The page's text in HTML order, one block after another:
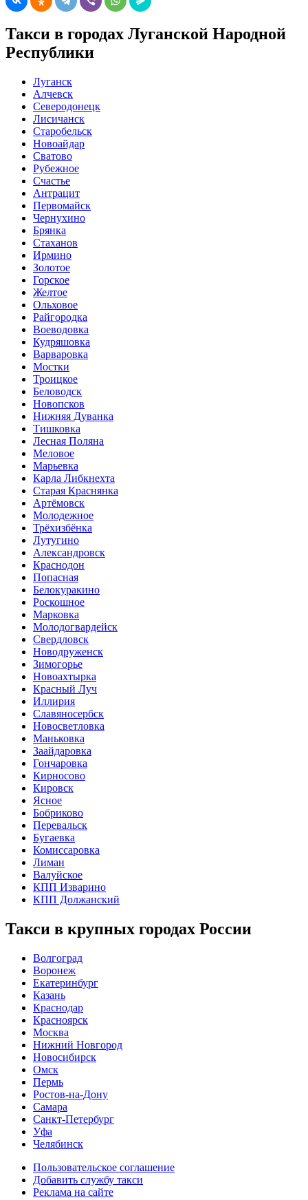
Такси в городах Луганской Народной
Республики
Луганск
Алчевск
Северодонецк
Лисичанск
Старобельск
Новоайдар
Сватово
Рубежное
Счастье
Антрацит
Первомайск
Чернухино
Брянка
Стаханов
Ирмино
Золотое
Горское
Желтое
Ольховое
Райгородка
Воеводовка
Кудряшовка
Варваровка
Мостки
Троицкое
Беловодск
Новопсков
Нижняя Дуванка
Тишковка
Лесная Поляна
Меловое
Марьевка
Карла Либкнехта
Старая Краснянка
Артёмовск
Молодежное
Трёхизбёнка
Лутугино
Александровск
Краснодон
Попасная
Белокуракино
Роскошное
Марковка
Молодогвардейск
Свердловск
Новодруженск
Зимогорье
Новоахтырка
Красный Луч
Иллирия
Славяносербск
Новосветловка
Маньковка
Заайдаровка
Гончаровка
Кирносово
Кировск
Ясное
Бобриково
Перевальск
Бугаевка
Комиссаровка
Лиман
Валуйское
КПП Изварино
КПП Должанский
Такси в крупных городах России
Волгоград
Воронеж
Екатеринбург
Казань
Краснодар
Красноярск
Москва
Нижний Новгород
Новосибирск
Омск
Пермь
Ростов-на-Дону
Самара
Санкт-Петербург
Уфа
Челябинск
Пользовательское соглашение
Добавить службу такси
Реклама на сайте